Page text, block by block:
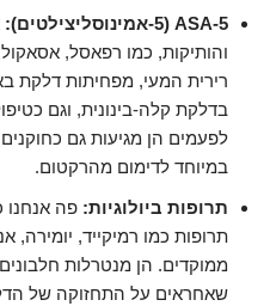
5-ASA (5-אמינוסליצילטים):
והותיקות, כמו רפאסל,
רירית המעי, מפחיתות דלקת
בדלקת קלה-בינונית, וגם
לפעמים הן מגיעות גם
במיוחד לדימום מהרקטום.
תרופות ביולוגיות: פה אנחנו
תרופות כמו רמיקייד, יומירה,
ממוקדים. הן מנטרלות
שאחראים על התחזוקה של